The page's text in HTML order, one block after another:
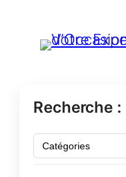
Recherche :